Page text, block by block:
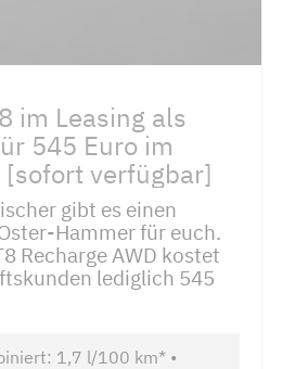
im Leasing als
545 Euro im
[sofort verfügbar]
gibt es einen
Hammer für euch.
Recharge AWD kostet
lediglich 545
1,7 l/100 km* •